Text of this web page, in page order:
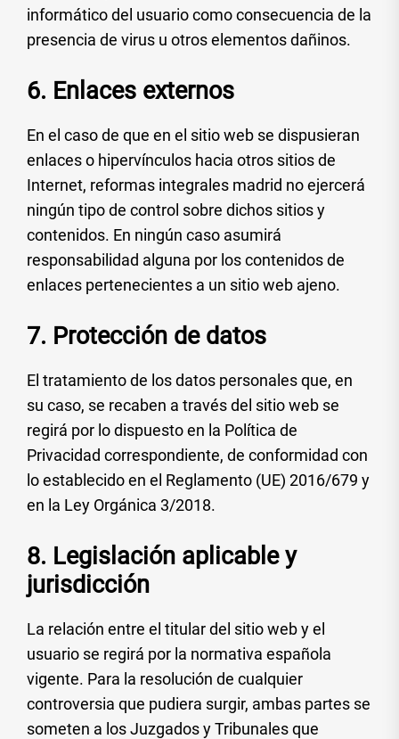
informático del usuario como consecuencia de la
presencia de virus u otros elementos dañinos.
6. Enlaces externos
En el caso de que en el sitio web se dispusieran
enlaces o hipervínculos hacia otros sitios de
Internet, reformas integrales madrid no ejercerá
ningún tipo de control sobre dichos sitios y
contenidos. En ningún caso asumirá
responsabilidad alguna por los contenidos de
enlaces pertenecientes a un sitio web ajeno.
7. Protección de datos
El tratamiento de los datos personales que, en
su caso, se recaben a través del sitio web se
regirá por lo dispuesto en la Política de
Privacidad correspondiente, de conformidad con
lo establecido en el Reglamento (UE) 2016/679 y
en la Ley Orgánica 3/2018.
8. Legislación aplicable y
jurisdicción
La relación entre el titular del sitio web y el
usuario se regirá por la normativa española
vigente. Para la resolución de cualquier
controversia que pudiera surgir, ambas partes se
someten a los Juzgados y Tribunales que